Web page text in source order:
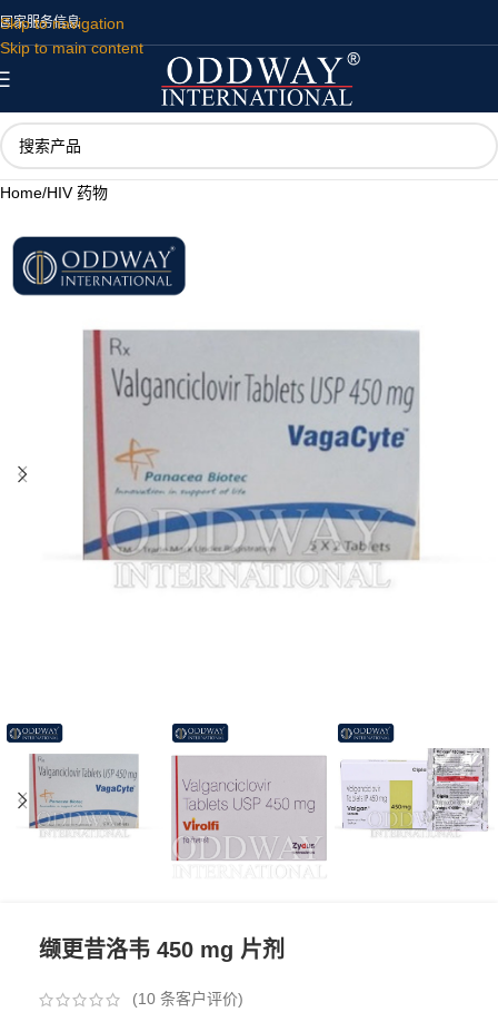
Skip to navigation
Skip to main content
国家服务信息
Home/HIV 药物
缬更昔洛韦 450 mg 片剂
(10 条客户评价)